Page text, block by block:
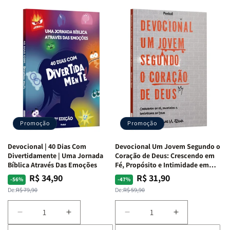
Devocional
Quarto
de
Guerra
Isabelle
S.
Alves
Devocional
Quarto
de
Guerra
|
Isabelle
S.
Alves
Devocional
Café
com
Mulheres
da
Bíblia
Equipe
Teológica
Penkal
Devocional
Café
com
Mulheres
da
Bíblia
|
Equipe
Teológica
Penkal
Promoção
Devocional | 40 Dias Com
Divertidamente | Uma Jornada
Bíblica Através Das Emoções
-56%
Preço
normal
De:R$ 79,90
Preço
promocional
R$ 34,90
Diminuir
a
Aumentar
a
Promoção
Devocional Um Jovem Segundo o
Coração de Deus: Crescendo em
Fé, Propósito e Intimidade em
Deus
-47%
Preço
normal
De:R$ 59,90
Preço
promocional
R$ 31,90
Diminuir
a
Aumentar
a